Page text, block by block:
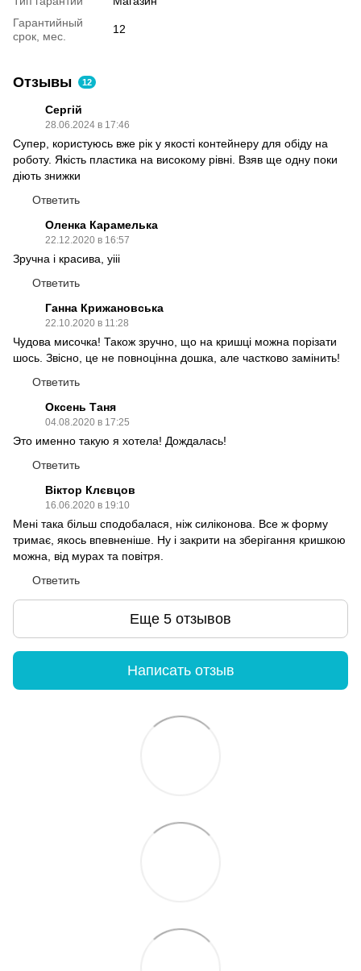
Гарантийный
срок, мес.
12
Отзывы 12
Сергій
28.06.2024 в 17:46
Супер, користуюсь вже рік у якості контейнеру для обіду на
роботу. Якість пластика на високому рівні. Взяв ще одну поки
діють знижки
Ответить
Оленка Карамелька
22.12.2020 в 16:57
Зручна і красива, уііі
Ответить
Ганна Крижановська
22.10.2020 в 11:28
Чудова мисочка! Також зручно, що на кришці можна порізати
шось. Звісно, це не повноцінна дошка, але частково замінить!
Ответить
Оксень Таня
04.08.2020 в 17:25
Это именно такую я хотела! Дождалась!
Ответить
Віктор Клєвцов
16.06.2020 в 19:10
Мені така більш сподобалася, ніж силіконова. Все ж форму
тримає, якось впевненіше. Ну і закрити на зберігання кришкою
можна, від мурах та повітря.
Ответить
Еще 5 отзывов
Написать отзыв